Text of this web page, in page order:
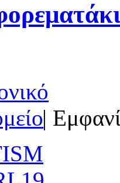
|